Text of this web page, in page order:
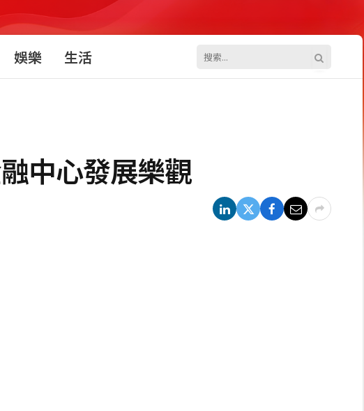
娛樂 生活
中心發展樂觀